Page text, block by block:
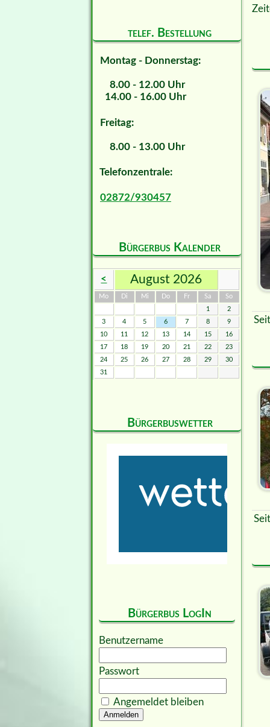
telef. Bestellung
Montag - Donnerstag:
8.00 - 12.00 Uhr
14.00 - 16.00 Uhr
Freitag:
8.00 - 13.00 Uhr
Telefonzentrale:
02872/930457
Bürgerbus Kalender
< August 2026
Montag DienstagMittwoch
Donnerstag
Freitag SamstagSonntag
1
2
3
4 5 6 7 8
9
10
11 12 13 14 15
16
17
18 19 20 21 22
23
24
25 26 27 28 29
30
31
Bürgerbuswetter
Bürgerbus LogIn
Benutzername
Passwort
Angemeldet bleiben
Anmelden